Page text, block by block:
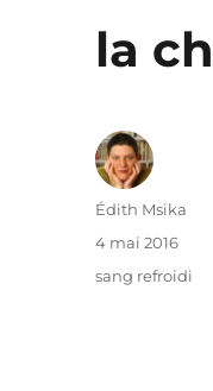
la
Auteur
Édith Msika
Publié
4 mai 2016
Catégories
sang refroidi